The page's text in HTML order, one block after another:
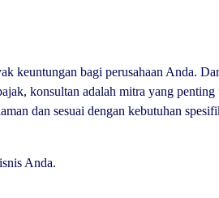
keuntungan bagi perusahaan Anda.
konsultan adalah mitra yang penting
dan sesuai dengan kebutuhan
Anda.